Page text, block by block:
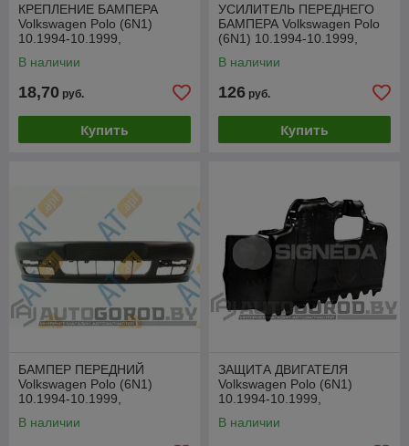
КРЕПЛЕНИЕ БАМПЕРА
Volkswagen Polo (6N1)
10.1994-10.1999,
В наличии
18,70 руб.
Купить
УСИЛИТЕЛЬ ПЕРЕДНЕГО
БАМПЕРА Volkswagen Polo
(6N1) 10.1994-10.1999,
В наличии
126 руб.
Купить
БАМПЕР ПЕРЕДНИЙ
Volkswagen Polo (6N1)
10.1994-10.1999,
В наличии
ЗАЩИТА ДВИГАТЕЛЯ
Volkswagen Polo (6N1)
10.1994-10.1999,
В наличии